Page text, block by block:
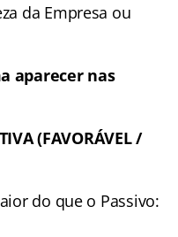
da Empresa ou
aparecer nas
(FAVORÁVEL /
do que o Passivo: